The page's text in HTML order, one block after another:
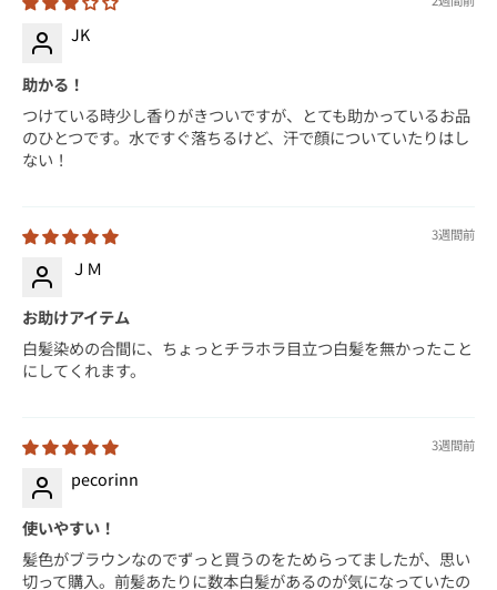
JK
助かる！
つけている時少し香りがきついですが、とても助かっているお品
のひとつです。水ですぐ落ちるけど、汗で顔についていたりはし
ない！
3週間前
ＪＭ
お助けアイテム
白髪染めの合間に、ちょっとチラホラ目立つ白髪を無かったこと
にしてくれます。
3週間前
pecorinn
使いやすい！
髪色がブラウンなのでずっと買うのをためらってましたが、思い
切って購入。前髪あたりに数本白髪があるのが気になっていたの